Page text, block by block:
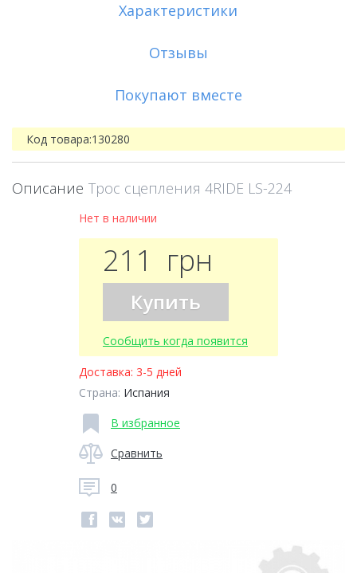
Характеристики
Отзывы
Покупают вместе
Код товара:130280
Описание Трос сцепления 4RIDE LS-224
Нет в наличии
211 грн
Купить
Сообщить когда появится
Доставка: 3-5 дней
Страна: Испания
В избранное
Сравнить
0